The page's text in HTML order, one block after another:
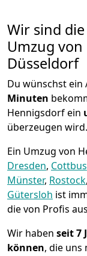
Wir sind
Umzug
Düsseldorf
Du wünschst ein
Minuten
Hennigsdorf ein
überzeugen wird.
Ein Umzug von
Dresden, Cottbus
Münster, Rostock,
Gütersloh ist
die von Profis
Wir haben seit7
können, die uns